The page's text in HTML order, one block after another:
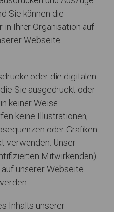
Sie können die
in Ihrer Organisation auf
Webseite
oder die digitalen
Sie ausgedruckt oder
keiner Weise
keine Illustrationen,
oder Grafiken
verwenden. Unser
Mitwirkenden)
unserer Webseite
Inhalts unserer